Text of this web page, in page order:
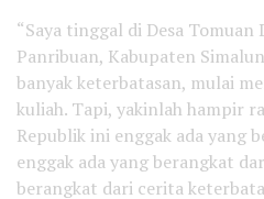
“Saya tinggal di Desa
Panribuan, Kabupaten
banyak keterbatasan, mulai
kuliah. Tapi, yakinlah hampir
Republik ini enggak ada yang
enggak ada yang berangkat
berangkat dari cerita